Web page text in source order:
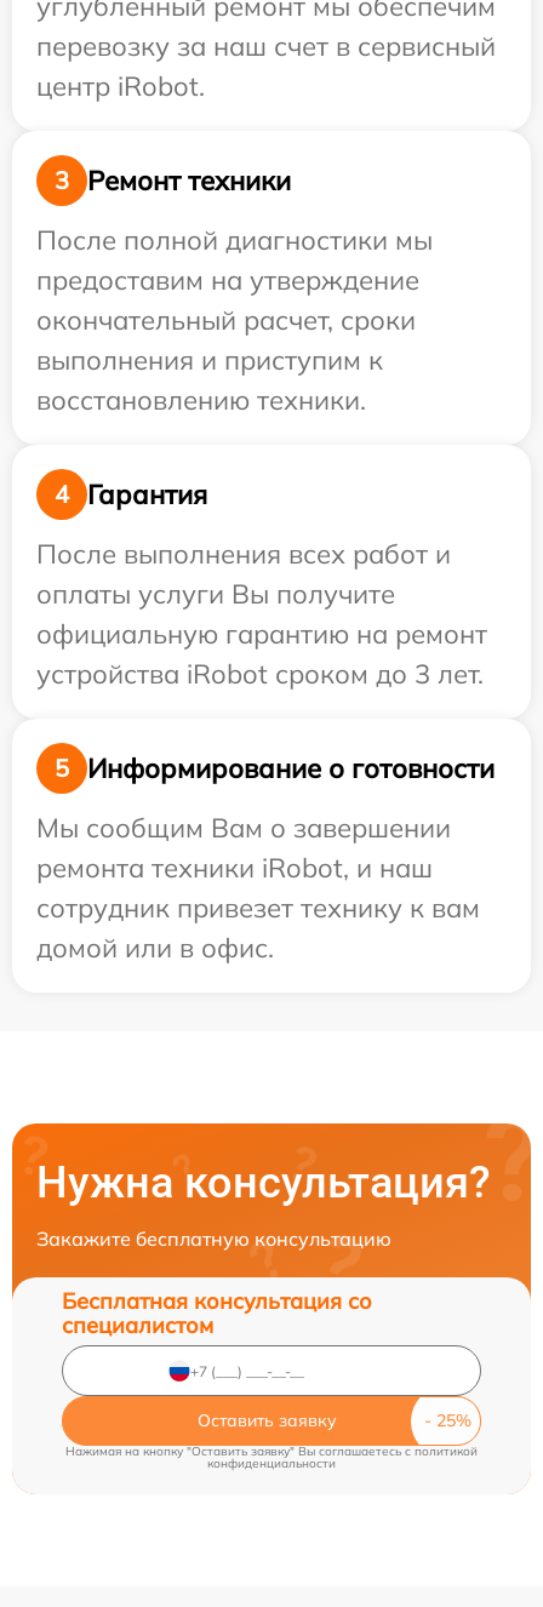
перевозку за наш счет в сервисный
центр iRobot.
3
Ремонт техники
После полной диагностики мы
предоставим на утверждение
окончательный расчет, сроки
выполнения и приступим к
восстановлению техники.
4
Гарантия
После выполнения всех работ и
оплаты услуги Вы получите
официальную гарантию на ремонт
устройства iRobot сроком до 3 лет.
5
Информирование о готовности
Мы сообщим Вам о завершении
ремонта техники iRobot, и наш
сотрудник привезет технику к вам
домой или в офис.
Нужна консультация?
Закажите бесплатную консультацию
Бесплатная консультация со
специалистом
Оставить заявку
Нажимая на кнопку "Оставить заявку" Вы соглашаетесь c политикой
конфиденциальности